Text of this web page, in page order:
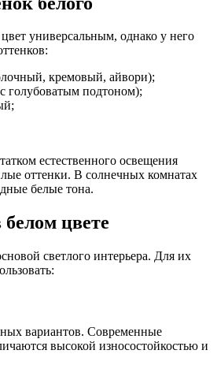
универсальным, однако у него
кремовый, айвори);
голубоватым подтоном);
естественного освещения
оттенки. В солнечных комнатах
белые тона.
цвете
светлого интерьера. Для их
вариантов. Современные
высокой износостойкостью и